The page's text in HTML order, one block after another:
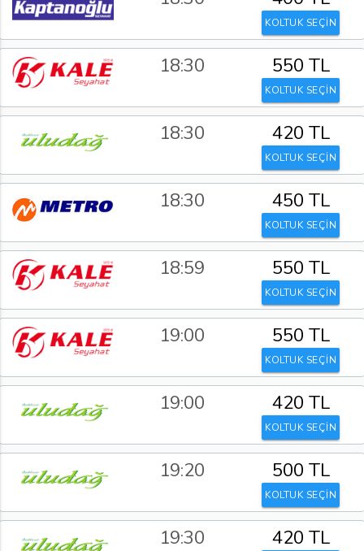
KOLTUK SEÇİN
18:30 550 TL
KOLTUK SEÇİN
18:30 420 TL
KOLTUK SEÇİN
18:30 450 TL
KOLTUK SEÇİN
18:59 550 TL
KOLTUK SEÇİN
19:00 550 TL
KOLTUK SEÇİN
19:00 420 TL
KOLTUK SEÇİN
19:20 500 TL
KOLTUK SEÇİN
19:30 420 TL